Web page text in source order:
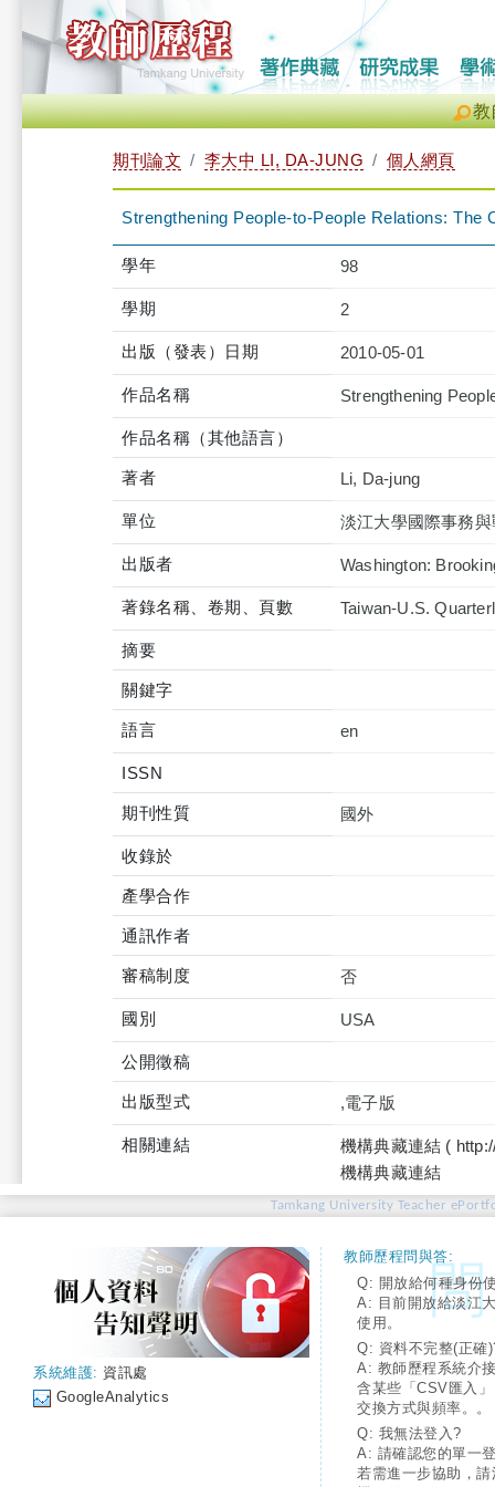
教
期刊論文 李大中 LI, DA-JUNG 個人網頁
Strengthening People-to-People Relations: The
學年 98
學期 2
出版（發表）日期 2010-05-01
作品名稱 Strengthening
作品名稱（其他語言）
著者 Li, Da-jung
單位 淡江大學國際事務
出版者 Washington:
著錄名稱、卷期、頁數 Taiwan-U.S.
摘要
關鍵字
語言 en
ISSN
期刊性質 國外
收錄於
產學合作
通訊作者
審稿制度 否
國別 USA
公開徵稿
出版型式 ,電子版
相關連結
機構典藏連結 (
機構典藏連結
Tamkang University Teacher
系統維護: 資訊處
GoogleAnalytics
教師歷程問與答:
Q: 開放給何種身份
A: 目前開放給淡江
使用。
Q: 資料不完整(正確
A: 教師歷程系統介
含某些「CSV匯入
交換方式與頻率。。
Q: 我無法登入?
A: 請確認您的單一
若需進一步協助，